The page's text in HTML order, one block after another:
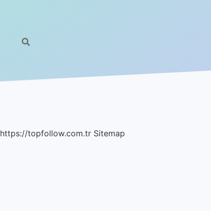
https://topfollow.com.tr Sitemap